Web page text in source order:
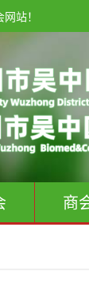
站！
商